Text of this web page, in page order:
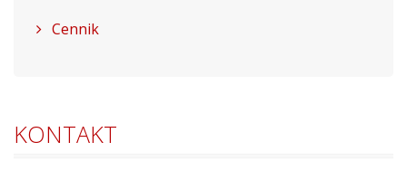
Cennik
KONTAKT